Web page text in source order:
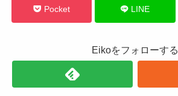
Pocket LINE
Eikoをフォローする